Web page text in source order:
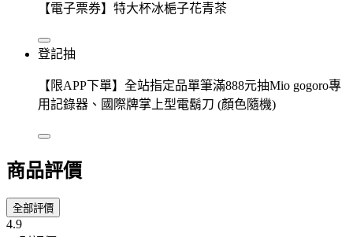
【電子票券】特大杯冰梔子花青茶
登記抽
【限APP下單】全站指定品單筆滿888元抽Mio gogoro專
用記錄器、國際牌掌上型電鬍刀 (顏色隨機)
商品評價
全部評價
4.9